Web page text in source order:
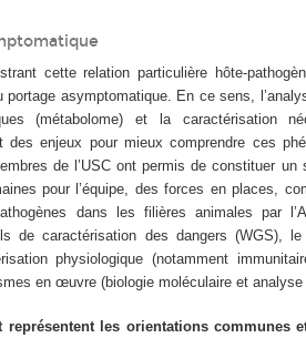
cette relation particulière hôte-
asymptomatique. En ce sens,
(métabolome) et la caractérisation
des enjeux pour mieux comprendre ces
de l’USC ont permis de constituer
pour l’équipe, des forces en places,
dans les filières animales par
de caractérisation des dangers (WGS),
physiologique (notamment
en œuvre (biologie moléculaire et analyse
représentent les orientations communes